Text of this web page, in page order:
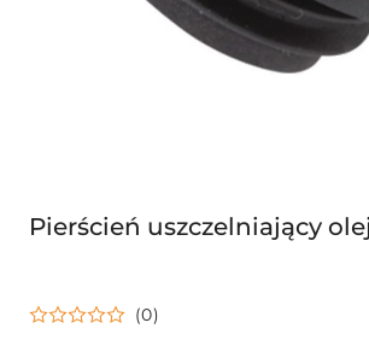
Pierścień uszczelniający
(0)